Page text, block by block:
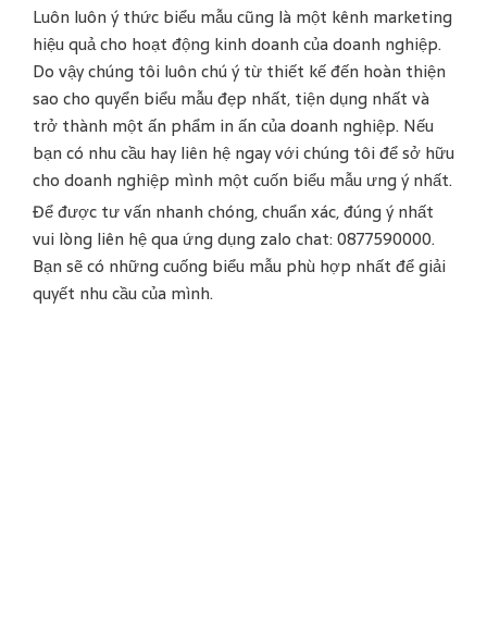
Luôn luôn ý thức biểu mẫu cũng là một kênh marketing
hiệu quả cho hoạt động kinh doanh của doanh nghiệp.
Do vậy chúng tôi luôn chú ý từ thiết kế đến hoàn thiện
sao cho quyển biểu mẫu đẹp nhất, tiện dụng nhất và
trở thành một ấn phẩm in ấn của doanh nghiệp. Nếu
bạn có nhu cầu hay liên hệ ngay với chúng tôi để sở hữu
cho doanh nghiệp mình một cuốn biểu mẫu ưng ý nhất.
Để được tư vấn nhanh chóng, chuẩn xác, đúng ý nhất
vui lòng liên hệ qua ứng dụng zalo chat: 0877590000.
Bạn sẽ có những cuống biểu mẫu phù hợp nhất để giải
quyết nhu cầu của mình.